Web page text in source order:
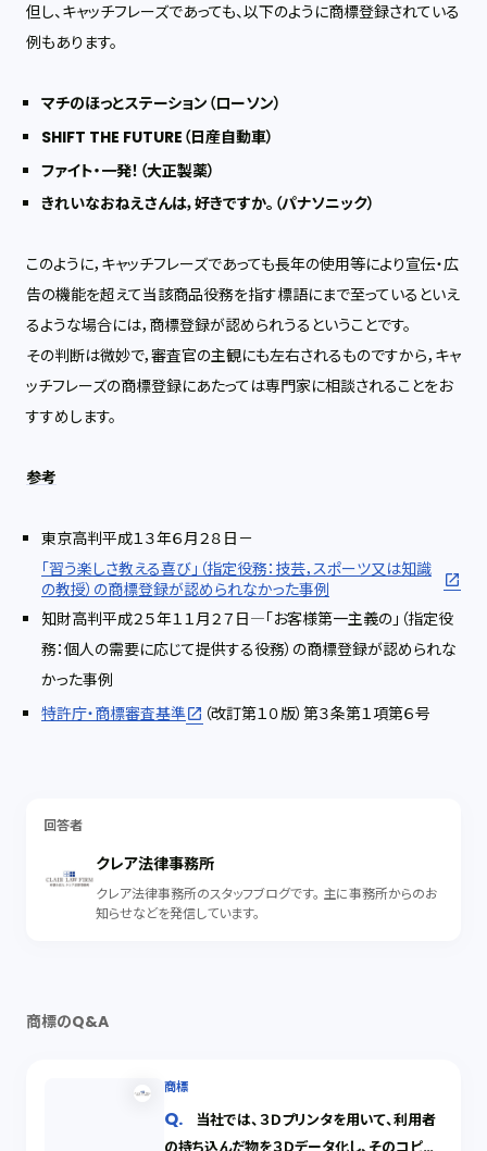
但し、キャッチフレーズであっても、以下のように商標登録されている
例もあります。
マチのほっとステーション（ローソン）
SHIFT THE FUTURE（日産自動車）
ファイト・一発！（大正製薬）
きれいなおねえさんは，好きですか。（パナソニック）
このように，キャッチフレーズであっても長年の使用等により宣伝・広
告の機能を超えて当該商品役務を指す標語にまで至っているといえ
るような場合には，商標登録が認められうるということです。
その判断は微妙で，審査官の主観にも左右されるものですから，キャ
ッチフレーズの商標登録にあたっては専門家に相談されることをお
すすめします。
参考
東京高判平成１３年６月２８日－
「習う楽しさ教える喜び」（指定役務：技芸，スポーツ又は知識
の教授）の商標登録が認められなかった事例
知財高判平成２５年１１月２７日―「お客様第一主義の」（指定役
務：個人の需要に応じて提供する役務）の商標登録が認められな
かった事例
特許庁・商標審査基準
（改訂第１０版）第３条第１項第６号
回答者
クレア法律事務所
クレア法律事務所のスタッフブログです。 主に事務所からのお
知らせなどを発信しています。
商標のQ&A
商標
当社では、３Ｄプリンタを用いて、利用者